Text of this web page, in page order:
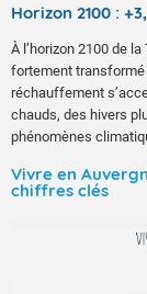
Horizon 2100 :
À l’horizon 2100 de
fortement transformé
réchauffement
chauds, des hivers
phénomènes
Vivre en
chiffres clés